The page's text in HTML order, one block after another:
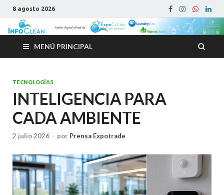
8 agosto 2026
MENÚ PRINCIPAL
TECNOLOGÍAS
INTELIGENCIA PARA
CADA AMBIENTE
2 julio 2026 - por Prensa Expotrade